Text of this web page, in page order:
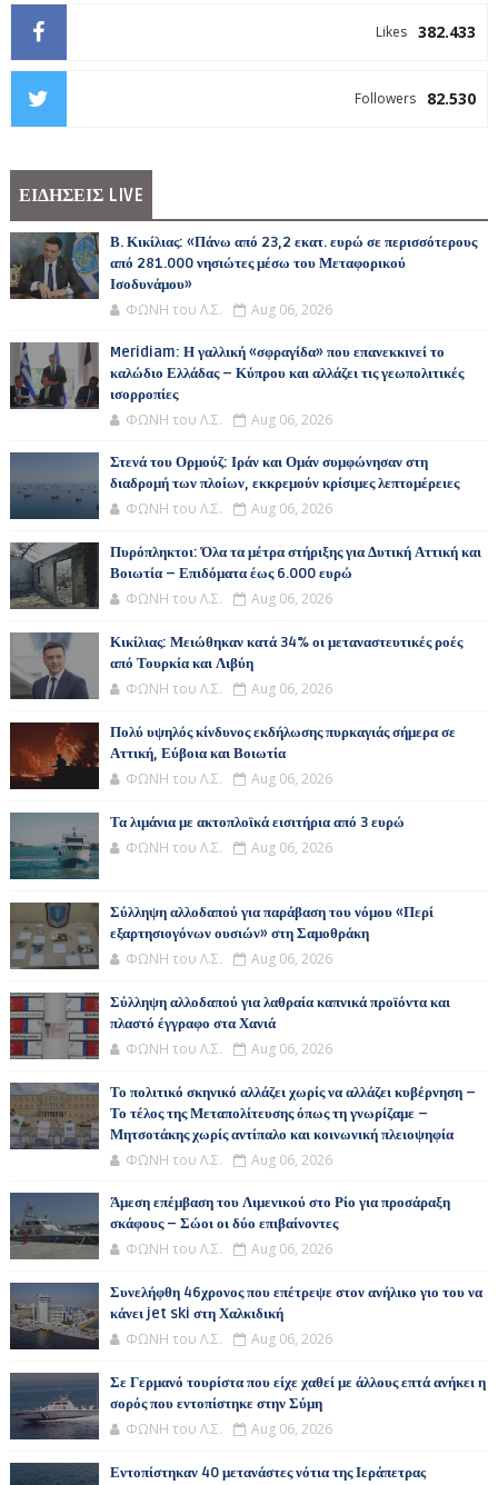
382.433
Likes
82.530
Followers
ΕΙΔΗΣΕΙΣ LIVE
Β. Κικίλιας: «Πάνω από 23,2 εκατ. ευρώ σε περισσότερους
από 281.000 νησιώτες μέσω του Μεταφορικού
Ισοδυνάμου»
ΦΩΝΗ του Λ.Σ. Aug 06, 2026
Meridiam: Η γαλλική «σφραγίδα» που επανεκκινεί το
καλώδιο Ελλάδας – Κύπρου και αλλάζει τις γεωπολιτικές
ισορροπίες
ΦΩΝΗ του Λ.Σ. Aug 06, 2026
Στενά του Ορμούζ: Ιράν και Ομάν συμφώνησαν στη
διαδρομή των πλοίων, εκκρεμούν κρίσιμες λεπτομέρειες
ΦΩΝΗ του Λ.Σ. Aug 06, 2026
Πυρόπληκτοι: Όλα τα μέτρα στήριξης για Δυτική Αττική και
Βοιωτία – Επιδόματα έως 6.000 ευρώ
ΦΩΝΗ του Λ.Σ. Aug 06, 2026
Κικίλιας: Μειώθηκαν κατά 34% οι μεταναστευτικές ροές
από Τουρκία και Λιβύη
ΦΩΝΗ του Λ.Σ. Aug 06, 2026
Πολύ υψηλός κίνδυνος εκδήλωσης πυρκαγιάς σήμερα σε
Αττική, Εύβοια και Βοιωτία
ΦΩΝΗ του Λ.Σ. Aug 06, 2026
Τα λιμάνια με ακτοπλοϊκά εισιτήρια από 3 ευρώ
ΦΩΝΗ του Λ.Σ. Aug 06, 2026
Σύλληψη αλλοδαπού για παράβαση του νόμου «Περί
εξαρτησιογόνων ουσιών» στη Σαμοθράκη
ΦΩΝΗ του Λ.Σ. Aug 06, 2026
Σύλληψη αλλοδαπού για λαθραία καπνικά προϊόντα και
πλαστό έγγραφο στα Χανιά
ΦΩΝΗ του Λ.Σ. Aug 06, 2026
Το πολιτικό σκηνικό αλλάζει χωρίς να αλλάζει κυβέρνηση –
Το τέλος της Μεταπολίτευσης όπως τη γνωρίζαμε –
Μητσοτάκης χωρίς αντίπαλο και κοινωνική πλειοψηφία
ΦΩΝΗ του Λ.Σ. Aug 06, 2026
Άμεση επέμβαση του Λιμενικού στο Ρίο για προσάραξη
σκάφους – Σώοι οι δύο επιβαίνοντες
ΦΩΝΗ του Λ.Σ. Aug 06, 2026
Συνελήφθη 46χρονος που επέτρεψε στον ανήλικο γιο του να
κάνει jet ski στη Χαλκιδική
ΦΩΝΗ του Λ.Σ. Aug 06, 2026
Σε Γερμανό τουρίστα που είχε χαθεί με άλλους επτά ανήκει η
σορός που εντοπίστηκε στην Σύμη
ΦΩΝΗ του Λ.Σ. Aug 06, 2026
Εντοπίστηκαν 40 μετανάστες νότια της Ιεράπετρας